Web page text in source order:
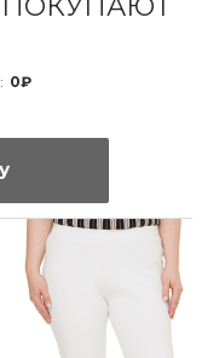
ПОКУПАЮТ
0₽